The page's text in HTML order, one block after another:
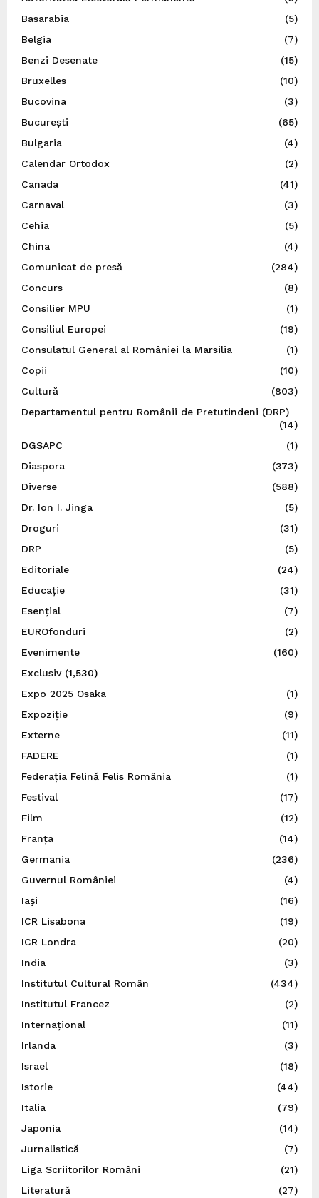
Basarabia
(5)
Belgia
(7)
Benzi Desenate
(15)
Bruxelles
(10)
Bucovina
(3)
București
(65)
Bulgaria
(4)
Calendar Ortodox
(2)
Canada
(41)
Carnaval
(3)
Cehia
(5)
China
(4)
Comunicat de presă
(284)
Concurs
(8)
Consilier MPU
(1)
Consiliul Europei
(19)
Consulatul General al României la Marsilia
(1)
Copii
(10)
Cultură
(803)
Departamentul pentru Românii de Pretutindeni (DRP)
(14)
DGSAPC
(1)
Diaspora
(373)
Diverse
(588)
Dr. Ion I. Jinga
(5)
Droguri
(31)
DRP
(5)
Editoriale
(24)
Educație
(31)
Esențial
(7)
EUROfonduri
(2)
Evenimente
(160)
Exclusiv(1,530)
Expo 2025 Osaka
(1)
Expoziție
(9)
Externe
(11)
FADERE
(1)
Federația Felină Felis România
(1)
Festival
(17)
Film
(12)
Franța
(14)
Germania
(236)
Guvernul României
(4)
Iaşi
(16)
ICR Lisabona
(19)
ICR Londra
(20)
India
(3)
Institutul Cultural Român
(434)
Institutul Francez
(2)
Internațional
(11)
Irlanda
(3)
Israel
(18)
Istorie
(44)
Italia
(79)
Japonia
(14)
Jurnalistică
(7)
Liga Scriitorilor Români
(21)
Literatură
(27)